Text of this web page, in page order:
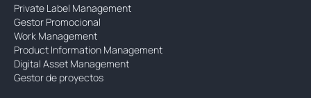
Private Label Management
Gestor Promocional
Work Management
Product Information Management
Digital Asset Management
Gestor de proyectos